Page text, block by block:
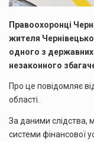
Правоохоронці
жителя
одного з державних
незаконного
Про це повідомляє
області.
За даними слідства,
системи фінансової